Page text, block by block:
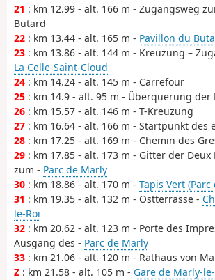
21 : km 12.99 - alt. 166 m - Zugangsweg
Butard
22 : km 13.44 - alt. 165 m - Pavillon du
23 : km 13.86 - alt. 144 m - Kreuzung –
La Celle-Saint-Cloud
24 : km 14.24 - alt. 145 m - Carrefour
25 : km 14.9 - alt. 95 m - Überquerung der
26 : km 15.57 - alt. 146 m - T-Kreuzung
27 : km 16.64 - alt. 166 m - Startpunkt des
28 : km 17.25 - alt. 169 m - Chemin des
29 : km 17.85 - alt. 173 m - Gitter der Deux
zum - Parc de Marly
30 : km 18.86 - alt. 170 m - Tapis Vert
31 : km 19.35 - alt. 132 m - Ostterrasse -
le-Roi
32 : km 20.62 - alt. 123 m - Porte des
Ausgang des - Parc de Marly
33 : km 21.06 - alt. 120 m - Rathaus von
Z : km 21.58 - alt. 105 m - Gare de Marly-